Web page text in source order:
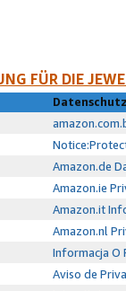
FÜR DIE
Amazon.de
Amazon.ie
Amazon.it
Amazon.nl
Informacja O
Aviso de